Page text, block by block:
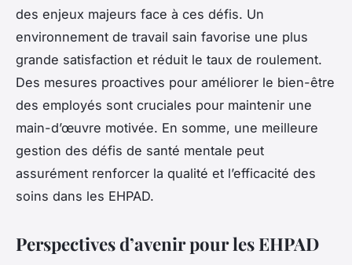
des enjeux majeurs face à ces défis. Un
environnement de travail sain favorise une plus
grande satisfaction et réduit le taux de roulement.
Des mesures proactives pour améliorer le bien-être
des employés sont cruciales pour maintenir une
main-d’œuvre motivée. En somme, une meilleure
gestion des défis de santé mentale peut
assurément renforcer la qualité et l’efficacité des
soins dans les EHPAD.
Perspectives d’avenir pour les EHPAD